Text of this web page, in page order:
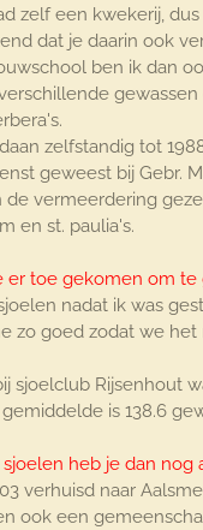
zelf een kwekerij,
dat je daarin ook
ben ik dan
gewassen
zelfstandig tot
geweest bij Gebr.
de vermeerdering
en st. paulia's.
er toe gekomen om te
nadat ik was
zo goed zodat we
sjoelclub Rijsenhout
is 138.6
heb je dan nog
verhuisd naar
ook een